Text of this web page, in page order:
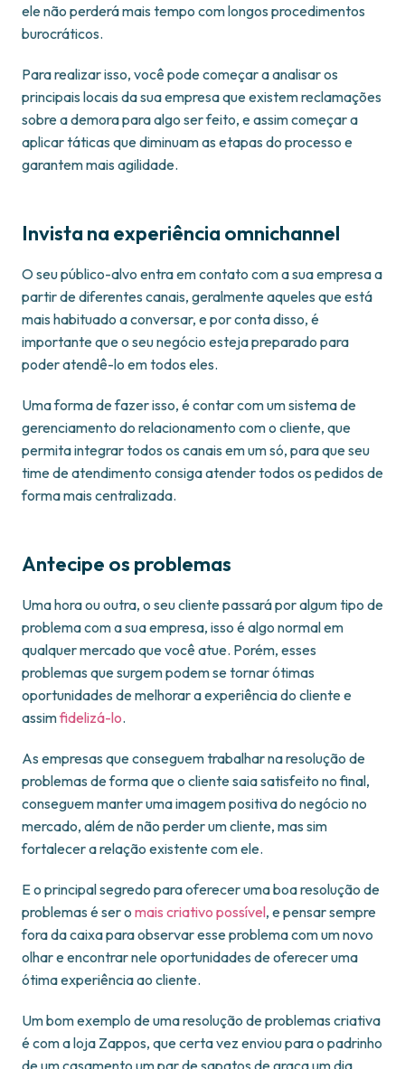
ele não perderá mais tempo com longos procedimentos
burocráticos.
Para realizar isso, você pode começar a analisar os
principais locais da sua empresa que existem reclamações
sobre a demora para algo ser feito, e assim começar a
aplicar táticas que diminuam as etapas do processo e
garantem mais agilidade.
Invista na experiência omnichannel
O seu público-alvo entra em contato com a sua empresa a
partir de diferentes canais, geralmente aqueles que está
mais habituado a conversar, e por conta disso, é
importante que o seu negócio esteja preparado para
poder atendê-lo em todos eles.
Uma forma de fazer isso, é contar com um sistema de
gerenciamento do relacionamento com o cliente, que
permita integrar todos os canais em um só, para que seu
time de atendimento consiga atender todos os pedidos de
forma mais centralizada.
Antecipe os problemas
Uma hora ou outra, o seu cliente passará por algum tipo de
problema com a sua empresa, isso é algo normal em
qualquer mercado que você atue. Porém, esses
problemas que surgem podem se tornar ótimas
oportunidades de melhorar a experiência do cliente e
assimfidelizá-lo.
As empresas que conseguem trabalhar na resolução de
problemas de forma que o cliente saia satisfeito no final,
conseguem manter uma imagem positiva do negócio no
mercado, além de não perder um cliente, mas sim
fortalecer a relação existente com ele.
E o principal segredo para oferecer uma boa resolução de
problemas é ser o mais criativo possível, e pensar sempre
fora da caixa para observar esse problema com um novo
olhar e encontrar nele oportunidades de oferecer uma
ótima experiência ao cliente.
Um bom exemplo de uma resolução de problemas criativa
é com a loja Zappos, que certa vez enviou para o padrinho